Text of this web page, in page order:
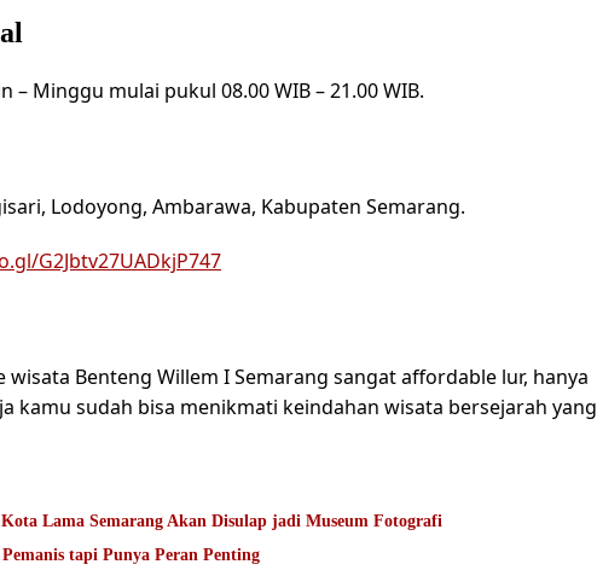
– Minggu mulai pukul 08.00 WIB – 21.00 WIB.
Lodoyong, Ambarawa, Kabupaten Semarang.
G2Jbtv27UADkjP747
wisata Benteng Willem I Semarang sangat affordable lur, hanya
kamu sudah bisa menikmati keindahan wisata bersejarah yang
Lama Semarang Akan Disulap jadi Museum Fotografi
tapi Punya Peran Penting